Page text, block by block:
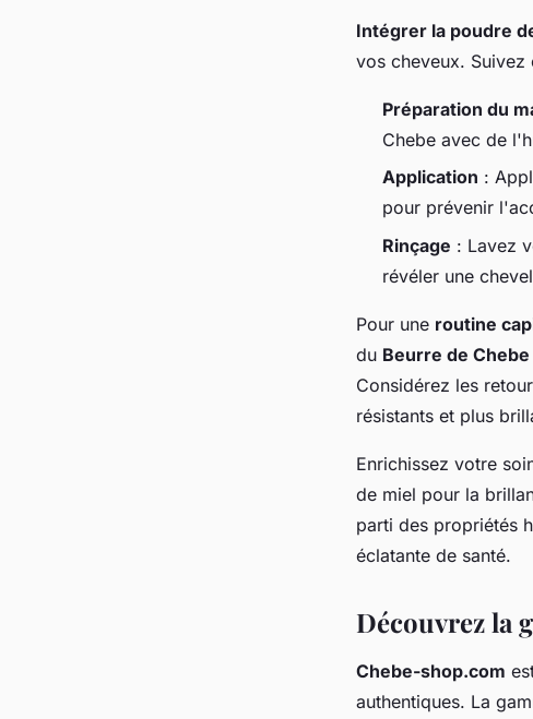
Intégrer la poudre
vos cheveux.
Préparation du
Chebe avec de
Application :
pour prévenir
Rinçage : Lavez
révéler une
Pour une routine
du Beurre de Chebe
Considérez les
résistants et plus
Enrichissez votre
de miel pour la
parti des propriétés
éclatante de santé.
Découvrez la
Chebe-shop.com
authentiques. La